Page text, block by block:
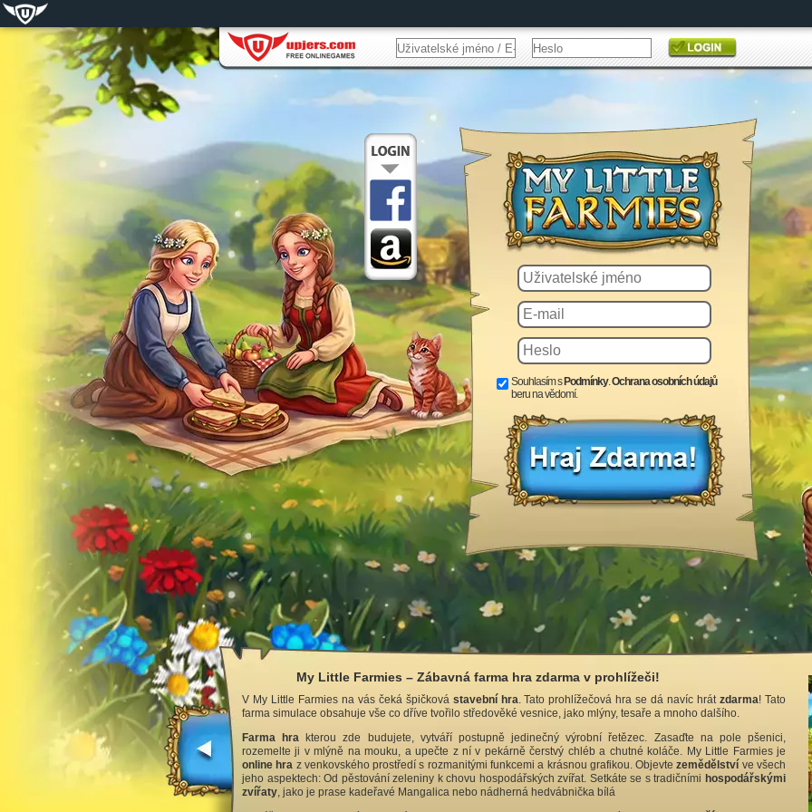
Souhlasím s Podmínky.Ochrana osobních údajů
beru na vědomí.
My Little Farmies – Zábavná farma hra zdarma v prohlížeči!
V My Little Farmies na vás čeká špičková stavební hra. Tato prohlížečová hra se dá navíc hrátzdarma! Tato
farma simulace obsahuje vše co dříve tvořilo středověké vesnice, jako mlýny, tesaře a mnoho dalšího.
Farma hra kterou zde budujete, vytváří postupně jedinečný výrobní řetězec. Zasaďte na pole pšenici,
rozemelte ji v mlýně na mouku, a upečte z ní v pekárně čerstvý chléb a chutné koláče. My Little Farmies je
online hra z venkovského prostředí s rozmanitými funkcemi a krásnou grafikou. Objevtezemědělství ve všech
jeho aspektech: Od pěstování zeleniny k chovu hospodářských zvířat. Setkáte se s tradičními hospodářskými
zvířaty, jako je prase kadeřavé Mangalica nebo nádherná hedvábnička bílá